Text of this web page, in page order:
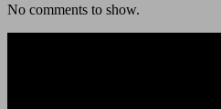
No comments to show.